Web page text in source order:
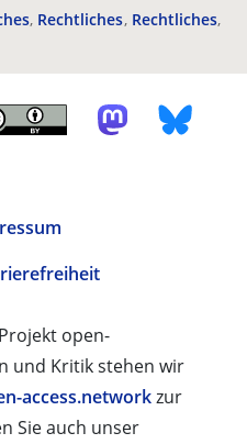
Rechtliches Rechtliches
open-
und Kritik stehen wir
access.networkzur
Sie auch unser